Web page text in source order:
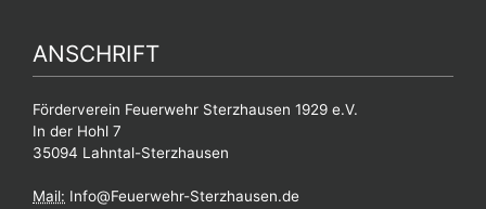
ANSCHRIFT
Förderverein Feuerwehr Sterzhausen 1929 e.V.
In der Hohl 7
35094 Lahntal-Sterzhausen
Mail: Info@Feuerwehr-Sterzhausen.de